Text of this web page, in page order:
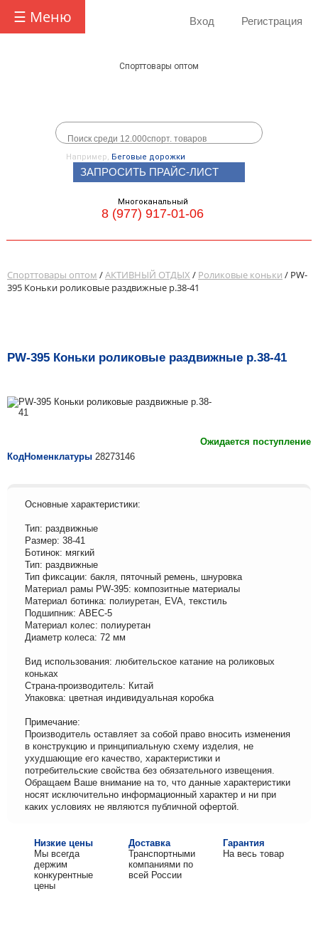
☰ Меню Вход Регистрация
Спорттовары оптом
Например, Беговые дорожки
ЗАПРОСИТЬ ПРАЙС-ЛИСТ
Многоканальный
8 (977) 917-01-06
Спорттовары оптом /АКТИВНЫЙ ОТДЫХ / Роликовые коньки / PW-
395 Коньки роликовые раздвижные р.38-41
PW-395 Коньки роликовые раздвижные р.38-41
Ожидается поступление
КодНоменклатуры 28273146
Основные характеристики:
Тип: раздвижные
Размер: 38-41
Ботинок: мягкий
Тип: раздвижные
Тип фиксации: бакля, пяточный ремень, шнуровка
Материал рамы PW-395: композитные материалы
Материал ботинка: полиуретан, EVA, текстиль
Подшипник: ABEC-5
Материал колес: полиуретан
Диаметр колеса: 72 мм
Вид использования: любительское катание на роликовых
коньках
Страна-производитель: Китай
Упаковка: цветная индивидуальная коробка
Примечание:
Производитель оставляет за собой право вносить изменения
в конструкцию и принципиальную схему изделия, не
ухудшающие его качество, характеристики и
потребительские свойства без обязательного извещения.
Обращаем Ваше внимание на то, что данные характеристики
носят исключительно информационный характер и ни при
каких условиях не являются публичной офертой.
Низкие цены
Мы всегда
держим
конкурентные
цены
Доставка
Транспортными
компаниями по
всей России
Гарантия
На весь товар